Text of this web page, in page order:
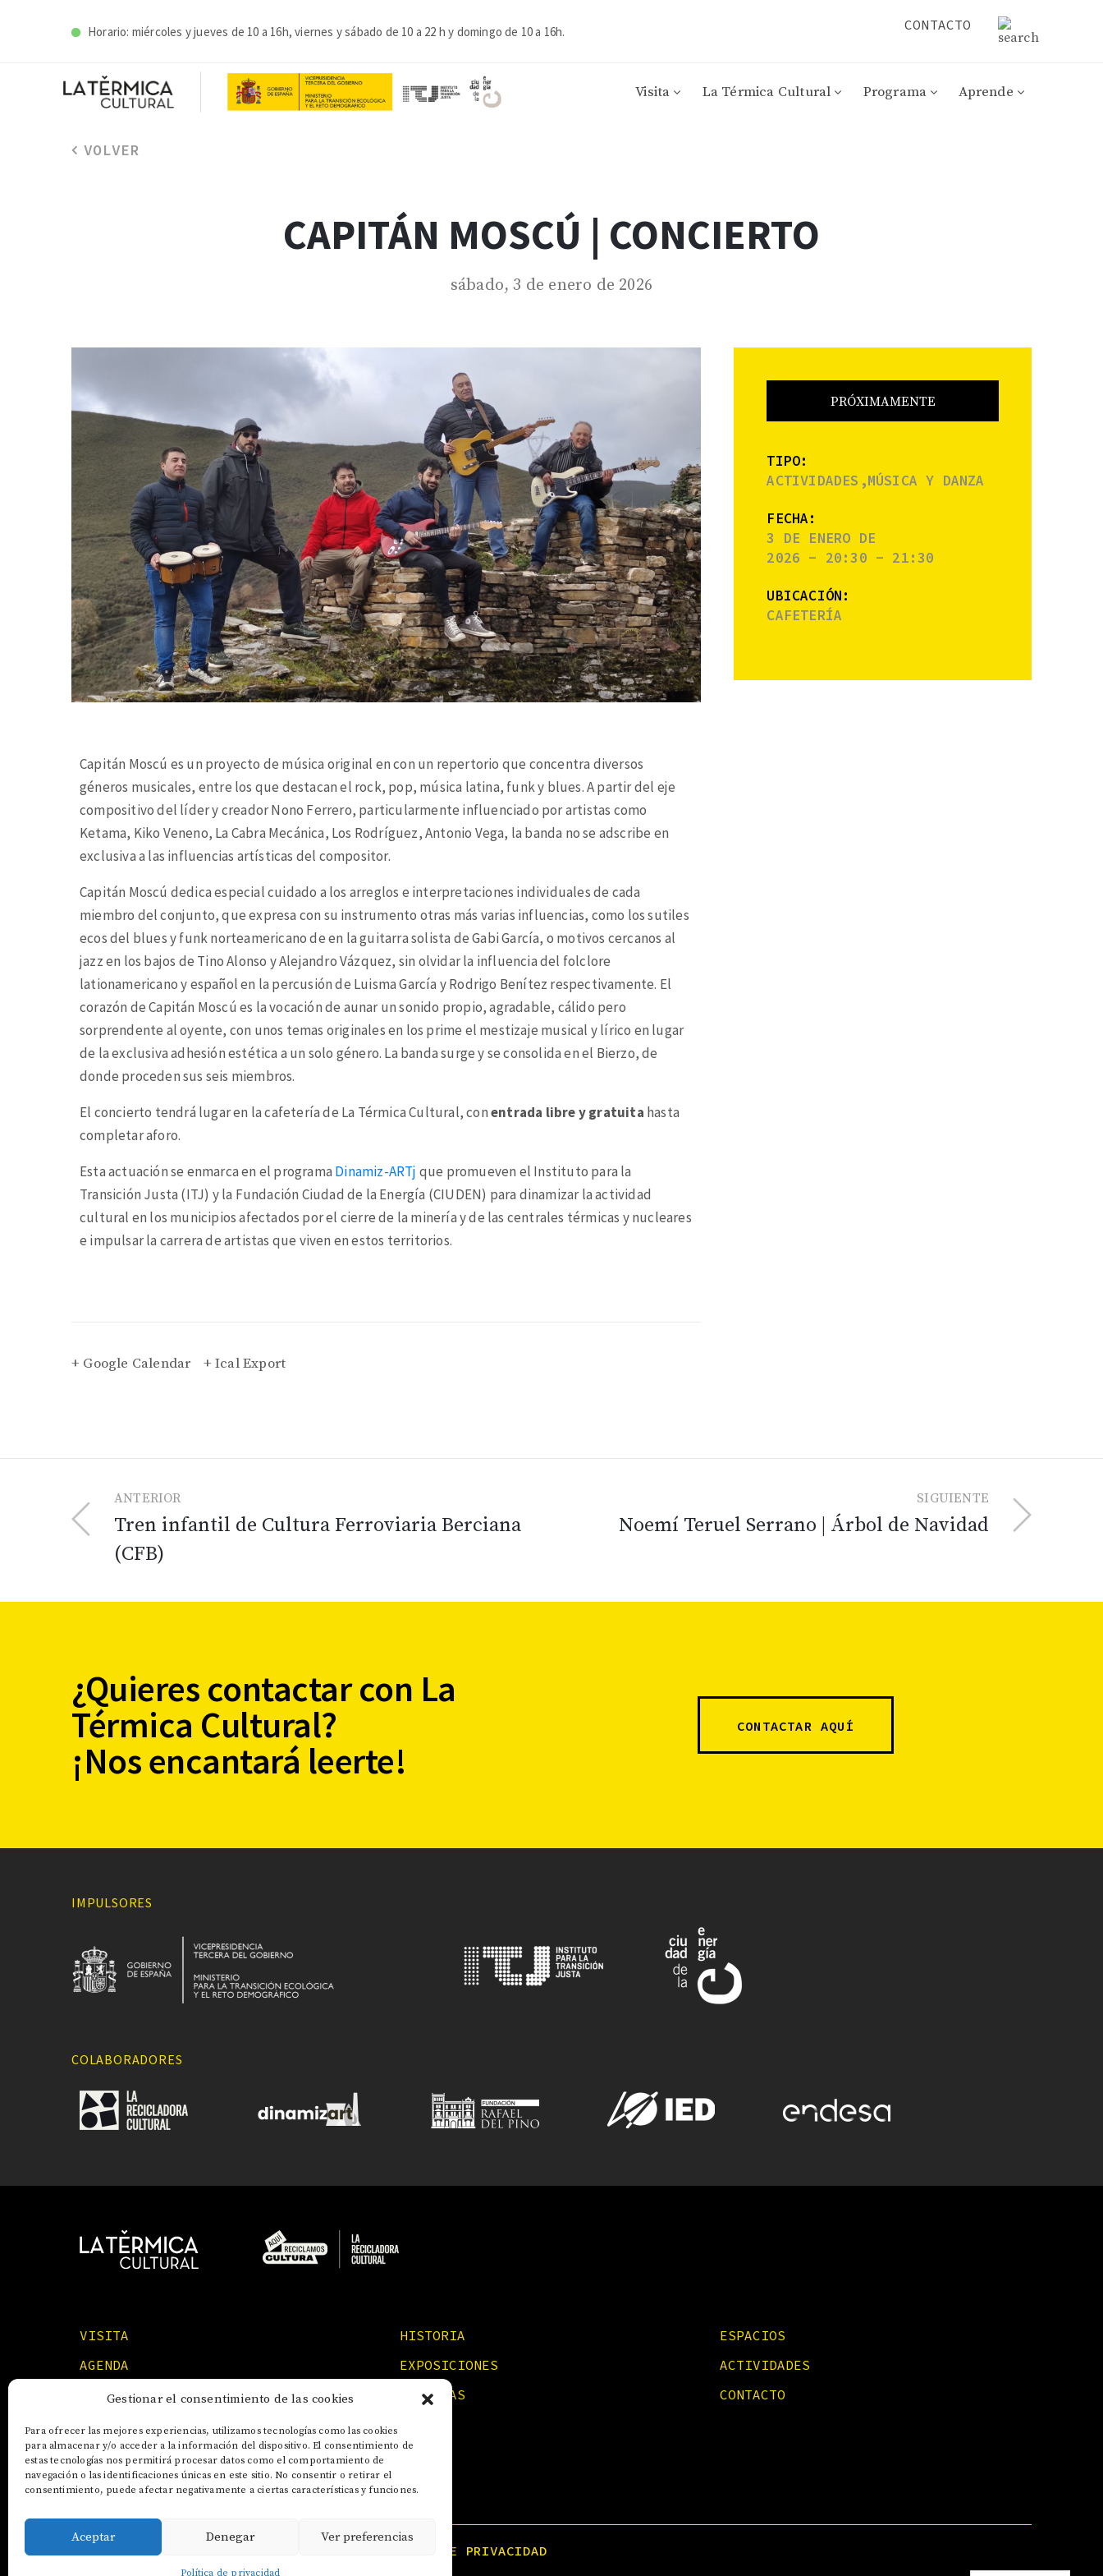
Gestionar el consentimiento de las cookies
Para ofrecer las mejores experiencias, utilizamos tecnologías como las cookies
para almacenar y/o acceder a la información del dispositivo. El consentimiento de
estas tecnologías nos permitirá procesar datos como el comportamiento de
navegación o las identificaciones únicas en este sitio. No consentir o retirar el
consentimiento, puede afectar negativamente a ciertas características y funciones.
Aceptar Denegar Ver preferencias
Política de privacidad
Horario: miércoles y jueves de 10 a 16h, viernes y sábado de 10 a 22 h y domingo de 10 a 16h. CONTACTO
Visita La Térmica Cultural Programa Aprende
VOLVER
CAPITÁN MOSCÚ | CONCIERTO
sábado, 3 de enero de 2026
Capitán Moscú es un proyecto de música original en con un repertorio que concentra diversos
géneros musicales, entre los que destacan el rock, pop, música latina, funk y blues. A partir del eje
compositivo del líder y creador Nono Ferrero, particularmente influenciado por artistas como
Ketama, Kiko Veneno, La Cabra Mecánica, Los Rodríguez, Antonio Vega, la banda no se adscribe en
exclusiva a las influencias artísticas del compositor.
Capitán Moscú dedica especial cuidado a los arreglos e interpretaciones individuales de cada
miembro del conjunto, que expresa con su instrumento otras más varias influencias, como los sutiles
ecos del blues y funk norteamericano de en la guitarra solista de Gabi García, o motivos cercanos al
jazz en los bajos de Tino Alonso y Alejandro Vázquez, sin olvidar la influencia del folclore
lationamericano y español en la percusión de Luisma García y Rodrigo Benítez respectivamente. El
corazón de Capitán Moscú es la vocación de aunar un sonido propio, agradable, cálido pero
sorprendente al oyente, con unos temas originales en los prime el mestizaje musical y lírico en lugar
de la exclusiva adhesión estética a un solo género. La banda surge y se consolida en el Bierzo, de
donde proceden sus seis miembros.
El concierto tendrá lugar en la cafetería de La Térmica Cultural, conentrada libre y gratuita hasta
completar aforo.
Esta actuación se enmarca en el programa Dinamiz-ARTj que promueven el Instituto para la
Transición Justa (ITJ) y la Fundación Ciudad de la Energía (CIUDEN) para dinamizar la actividad
cultural en los municipios afectados por el cierre de la minería y de las centrales térmicas y nucleares
e impulsar la carrera de artistas que viven en estos territorios.
+ Google Calendar + Ical Export
PRÓXIMAMENTE
TIPO:
ACTIVIDADES,MÚSICA Y DANZA
FECHA:
3 DE ENERO DE
2026 - 20:30 - 21:30
UBICACIÓN:
CAFETERÍA
ANTERIOR
Tren infantil de Cultura Ferroviaria Berciana
(CFB)
SIGUIENTE
Noemí Teruel Serrano | Árbol de Navidad
¿Quieres contactar con La
Térmica Cultural?
¡Nos encantará leerte!
CONTACTAR AQUÍ
IMPULSORES
COLABORADORES
VISITA HISTORIA
ESPACIOS
AGENDA
EXPOSICIONES
ACTIVIDADES
FORMACIONES
NOTICIAS CONTACTO
AVISO LEGAL POLÍTICA DE PRIVACIDAD